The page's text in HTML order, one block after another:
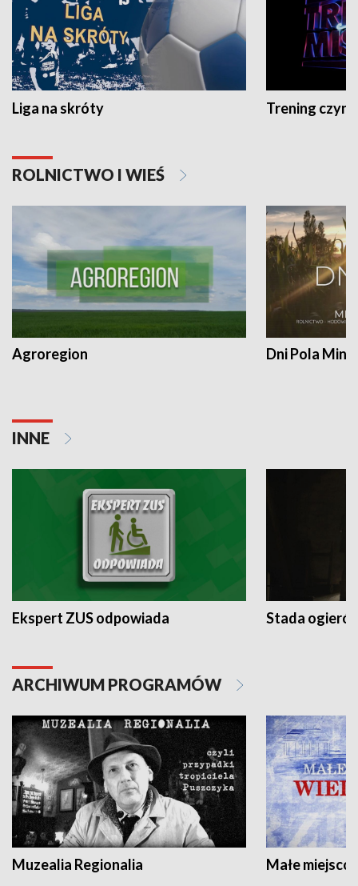
Liga na skróty Trening czyni
ROLNICTWO I WIEŚ
Agroregion Dni Pola
INNE
Ekspert ZUS odpowiada Stada
ARCHIWUM PROGRAMÓW
Muzealia Regionalia Małe